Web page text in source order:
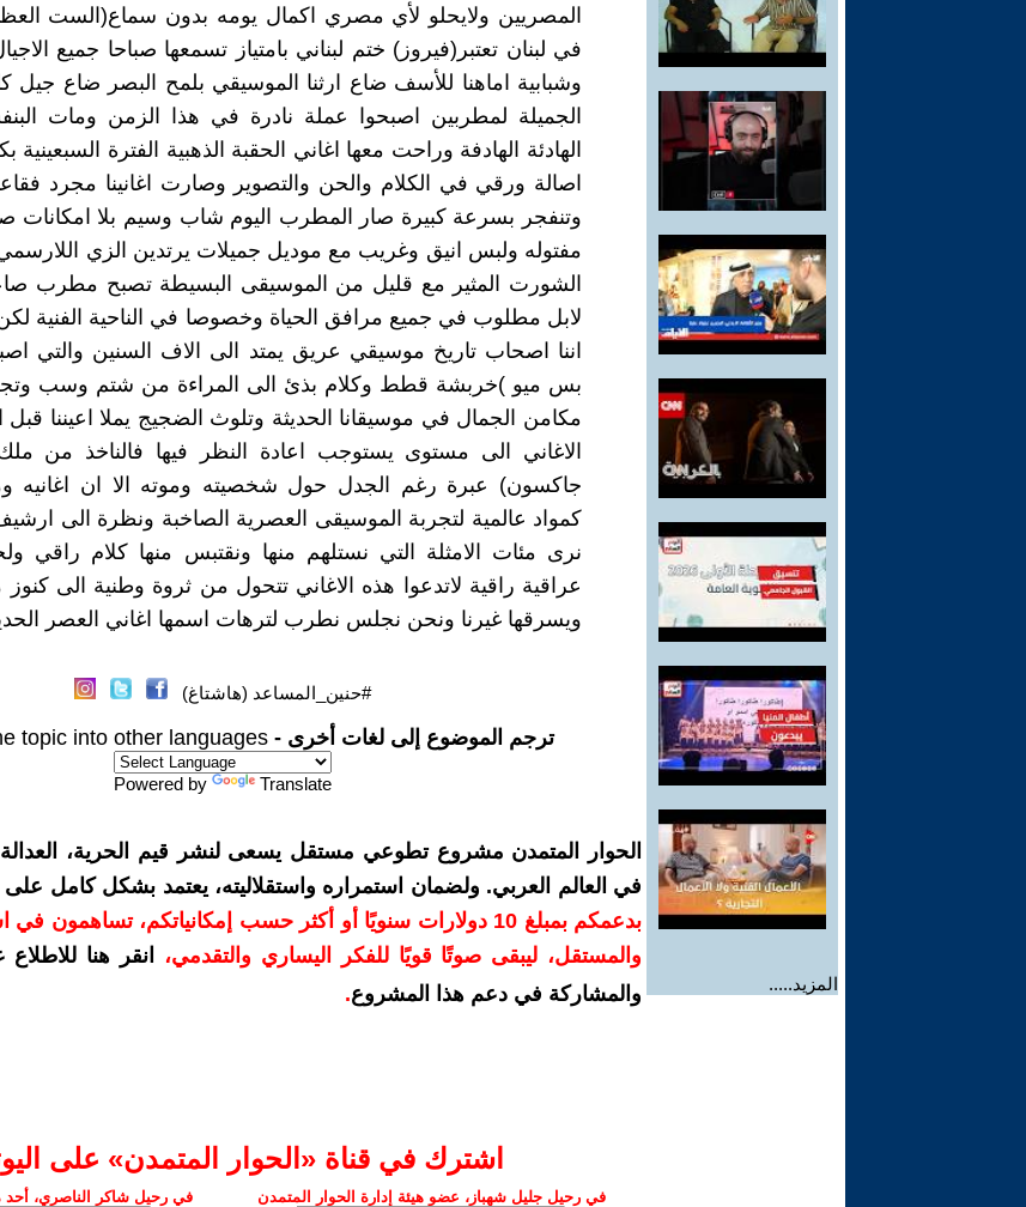
المزيد.....
المصريين ولايحلو لأي مصري اكمال يومه بدون سماع(الست
في لبنان تعتبر(فيروز) ختم لبناني بامتياز تسمعها صباحا جميع
وشبابية اماهنا للأسف ضاع ارثنا الموسيقي بلمح البصر ضاع جيل
الجميلة لمطربين اصبحوا عملة نادرة في هذا الزمن ومات
الهادئة الهادفة وراحت معها اغاني الحقبة الذهبية الفترة
اصالة ورقي في الكلام والحن والتصوير وصارت اغانينا مجرد
وتنفجر بسرعة كبيرة صار المطرب اليوم شاب وسيم بلا امكانات
مفتوله ولبس انيق وغريب مع موديل جميلات يرتدين الزي اللارسمي
الشورت المثير مع قليل من الموسيقى البسيطة تصبح مطرب
لابل مطلوب في جميع مرافق الحياة وخصوصا في الناحية الفنية
اننا اصحاب تاريخ موسيقي عريق يمتد الى الاف السنين والتي
بس ميو )خربشة قطط وكلام بذئ الى المراءة من شتم وسب
مكامن الجمال في موسيقانا الحديثة وتلوث الضجيج يملا اعيننا
الاغاني الى مستوى يستوجب اعادة النظر فيها فالناخذ من
جاكسون) عبرة رغم الجدل حول شخصيته وموته الا ان اغانيه
كمواد عالمية لتجربة الموسيقى العصرية الصاخبة ونظرة الى ارشيف
نرى مئات الامثلة التي نستلهم منها ونقتبس منها كلام راقي
عراقية راقية لاتدعوا هذه الاغاني تتحول من ثروة وطنية الى كنوز
ويسرقها غيرنا ونحن نجلس نطرب لترهات اسمها اغاني العصر
#حنين_المساعد (هاشتاغ)
ترجم الموضوع إلى لغات أخرى - topic into other languages
Powered by Translate
الحوار المتمدن مشروع تطوعي مستقل يسعى لنشر قيم الحرية، العدالة
في العالم العربي. ولضمان استمراره واستقلاليته، يعتمد بشكل كامل
بدعمكم بمبلغ 10 دولارات سنويًا أو أكثر حسب إمكانياتكم، تساهمون
والمستقل، ليبقى صوتًا قويًا للفكر اليساري والتقدمي،
انقر هنا
والمشاركة في دعم هذا المشروع.
اشترك في قناة ‫«الحوار المتمدن» على
في رحيل جليل شهباز، عضو هيئة إدارة الحوار المتمدن في رحيل شاكر الناصري،